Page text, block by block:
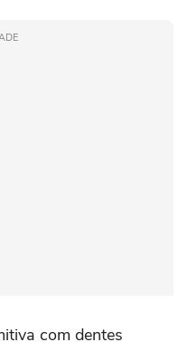
com dentes